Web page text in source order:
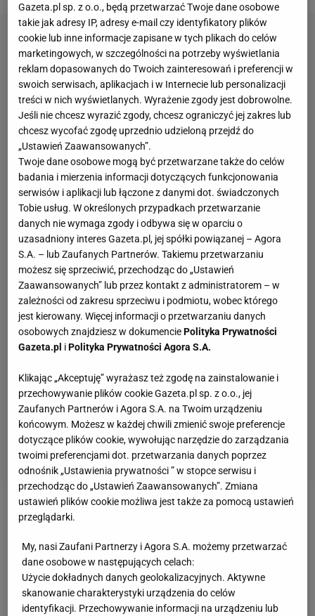
Zagłębie ogłosiło konkurs na nowy hymn z okazji
Zagłębie poinformowało, że zwycięzca zgarnie pięć
tysięcy złotych nagrody i "wieczną chwałę".
Jednak nie wszyscykibicechcą nowego hymnu. Na
Gazeta.pl sp. z o.o., będą przetwarzać Twoje dane osobowe
takie jak adresy IP, adresy e-mail czy identyfikatory plików
cookie lub inne informacje zapisane w tych plikach do celów
marketingowych, w szczególności na potrzeby wyświetlania
reklam dopasowanych do Twoich zainteresowań i preferencji w
swoich serwisach, aplikacjach i w Internecie lub personalizacji
treści w nich wyświetlanych. Wyrażenie zgody jest dobrowolne.
Jeśli nie chcesz wyrazić zgody, chcesz ograniczyć jej zakres lub
chcesz wycofać zgodę uprzednio udzieloną przejdź do
„Ustawień Zaawansowanych”.
Twoje dane osobowe mogą być przetwarzane także do celów
badania i mierzenia informacji dotyczących funkcjonowania
serwisów i aplikacji lub łączone z danymi dot. świadczonych
Tobie usług. W określonych przypadkach przetwarzanie
danych nie wymaga zgody i odbywa się w oparciu o
uzasadniony interes Gazeta.pl, jej spółki powiązanej – Agora
S.A. – lub Zaufanych Partnerów. Takiemu przetwarzaniu
możesz się sprzeciwić, przechodząc do „Ustawień
Zaawansowanych” lub przez kontakt z administratorem – w
zależności od zakresu sprzeciwu i podmiotu, wobec którego
jest kierowany. Więcej informacji o przetwarzaniu danych
osobowych znajdziesz w dokumenciePolityka Prywatności
Gazeta.pl iPolityka Prywatności Agora S.A.
Klikając „Akceptuję” wyrażasz też zgodę na zainstalowanie i
przechowywanie plików cookie Gazeta.pl sp. z o.o., jej
Zaufanych Partnerów i Agora S.A. na Twoim urządzeniu
końcowym. Możesz w każdej chwili zmienić swoje preferencje
dotyczące plików cookie, wywołując narzędzie do zarządzania
twoimi preferencjami dot. przetwarzania danych poprzez
odnośnik „Ustawienia prywatności ” w stopce serwisu i
przechodząc do „Ustawień Zaawansowanych”. Zmiana
ustawień plików cookie możliwa jest także za pomocą ustawień
przeglądarki.
My, nasi Zaufani Partnerzy i Agora S.A. możemy przetwarzać
dane osobowe w następujących celach:
Użycie dokładnych danych geolokalizacyjnych. Aktywne
skanowanie charakterystyki urządzenia do celów
identyfikacji. Przechowywanie informacji na urządzeniu lub